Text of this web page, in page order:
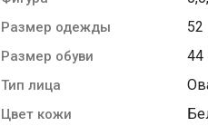
Размер одежды 52
Размер обуви 44
Тип лица
Цвет кожи